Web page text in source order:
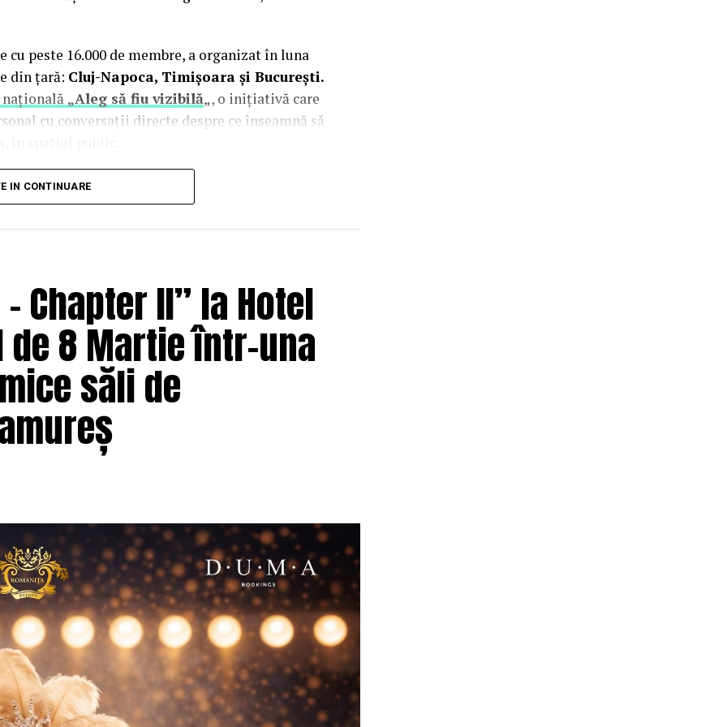
cu peste 16.000 de membre, a organizat în luna
din țară: Cluj-Napoca, Timișoara și București.
națională „Aleg să fiu vizibilă„, o inițiativă care
cu conversații directe despre ce înseamnă să
de doi fotografi profesioniști:
Valentina a venit cu 18 ani de carieră în
comercială și de brand personal. Deni
Antreprenoare.ro,
a pus aceeași întrebare de mai
această comunitate: de ce atât de multe femei
conversațiile publice relevante pentru
mai degrabă lipsa de permisiune față de sine și
personal dificil, ca răspuns la întrebări
și a ajuns astăzi una dintre cele mai mari
cu prezență fizică în mai multe orașe, inclusiv
Carmen Mihalca, fondatoarea
campania.
IN CONTINUARE
Chapter II” la Hotel
8 Martie într-una
săli de